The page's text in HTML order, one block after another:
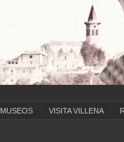
MUSEOS VISITA VILLENA